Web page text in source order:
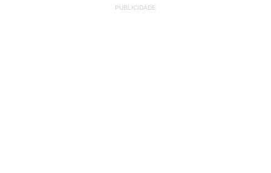
PUBLICIDADE